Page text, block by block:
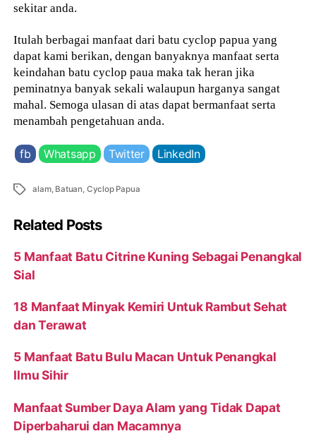
sekitar anda.
Itulah berbagai manfaat dari batu cyclop papua yang
dapat kami berikan, dengan banyaknya manfaat serta
keindahan batu cyclop paua maka tak heran jika
peminatnya banyak sekali walaupun harganya sangat
mahal. Semoga ulasan di atas dapat bermanfaat serta
menambah pengetahuan anda.
fb Whatsapp Twitter LinkedIn
Tags alam, Batuan, Cyclop Papua
Related Posts
5 Manfaat Batu Citrine Kuning Sebagai Penangkal
Sial
18 Manfaat Minyak Kemiri Untuk Rambut Sehat
dan Terawat
5 Manfaat Batu Bulu Macan Untuk Penangkal
Ilmu Sihir
Manfaat Sumber Daya Alam yang Tidak Dapat
Diperbaharui dan Macamnya